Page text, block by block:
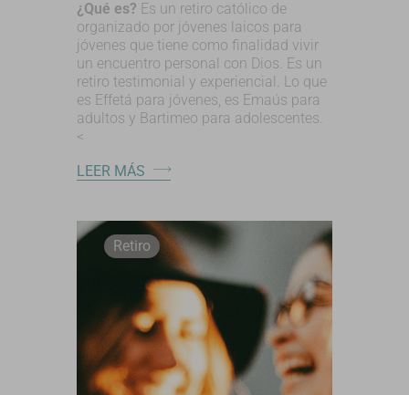
¿Qué es? Es un retiro católico de
organizado por jóvenes laicos para
jóvenes que tiene como finalidad vivir
un encuentro personal con Dios. Es un
retiro testimonial y experiencial. Lo que
es Effetá para jóvenes, es Emaús para
adultos y Bartimeo para adolescentes.
<
LEER MÁS
Retiro